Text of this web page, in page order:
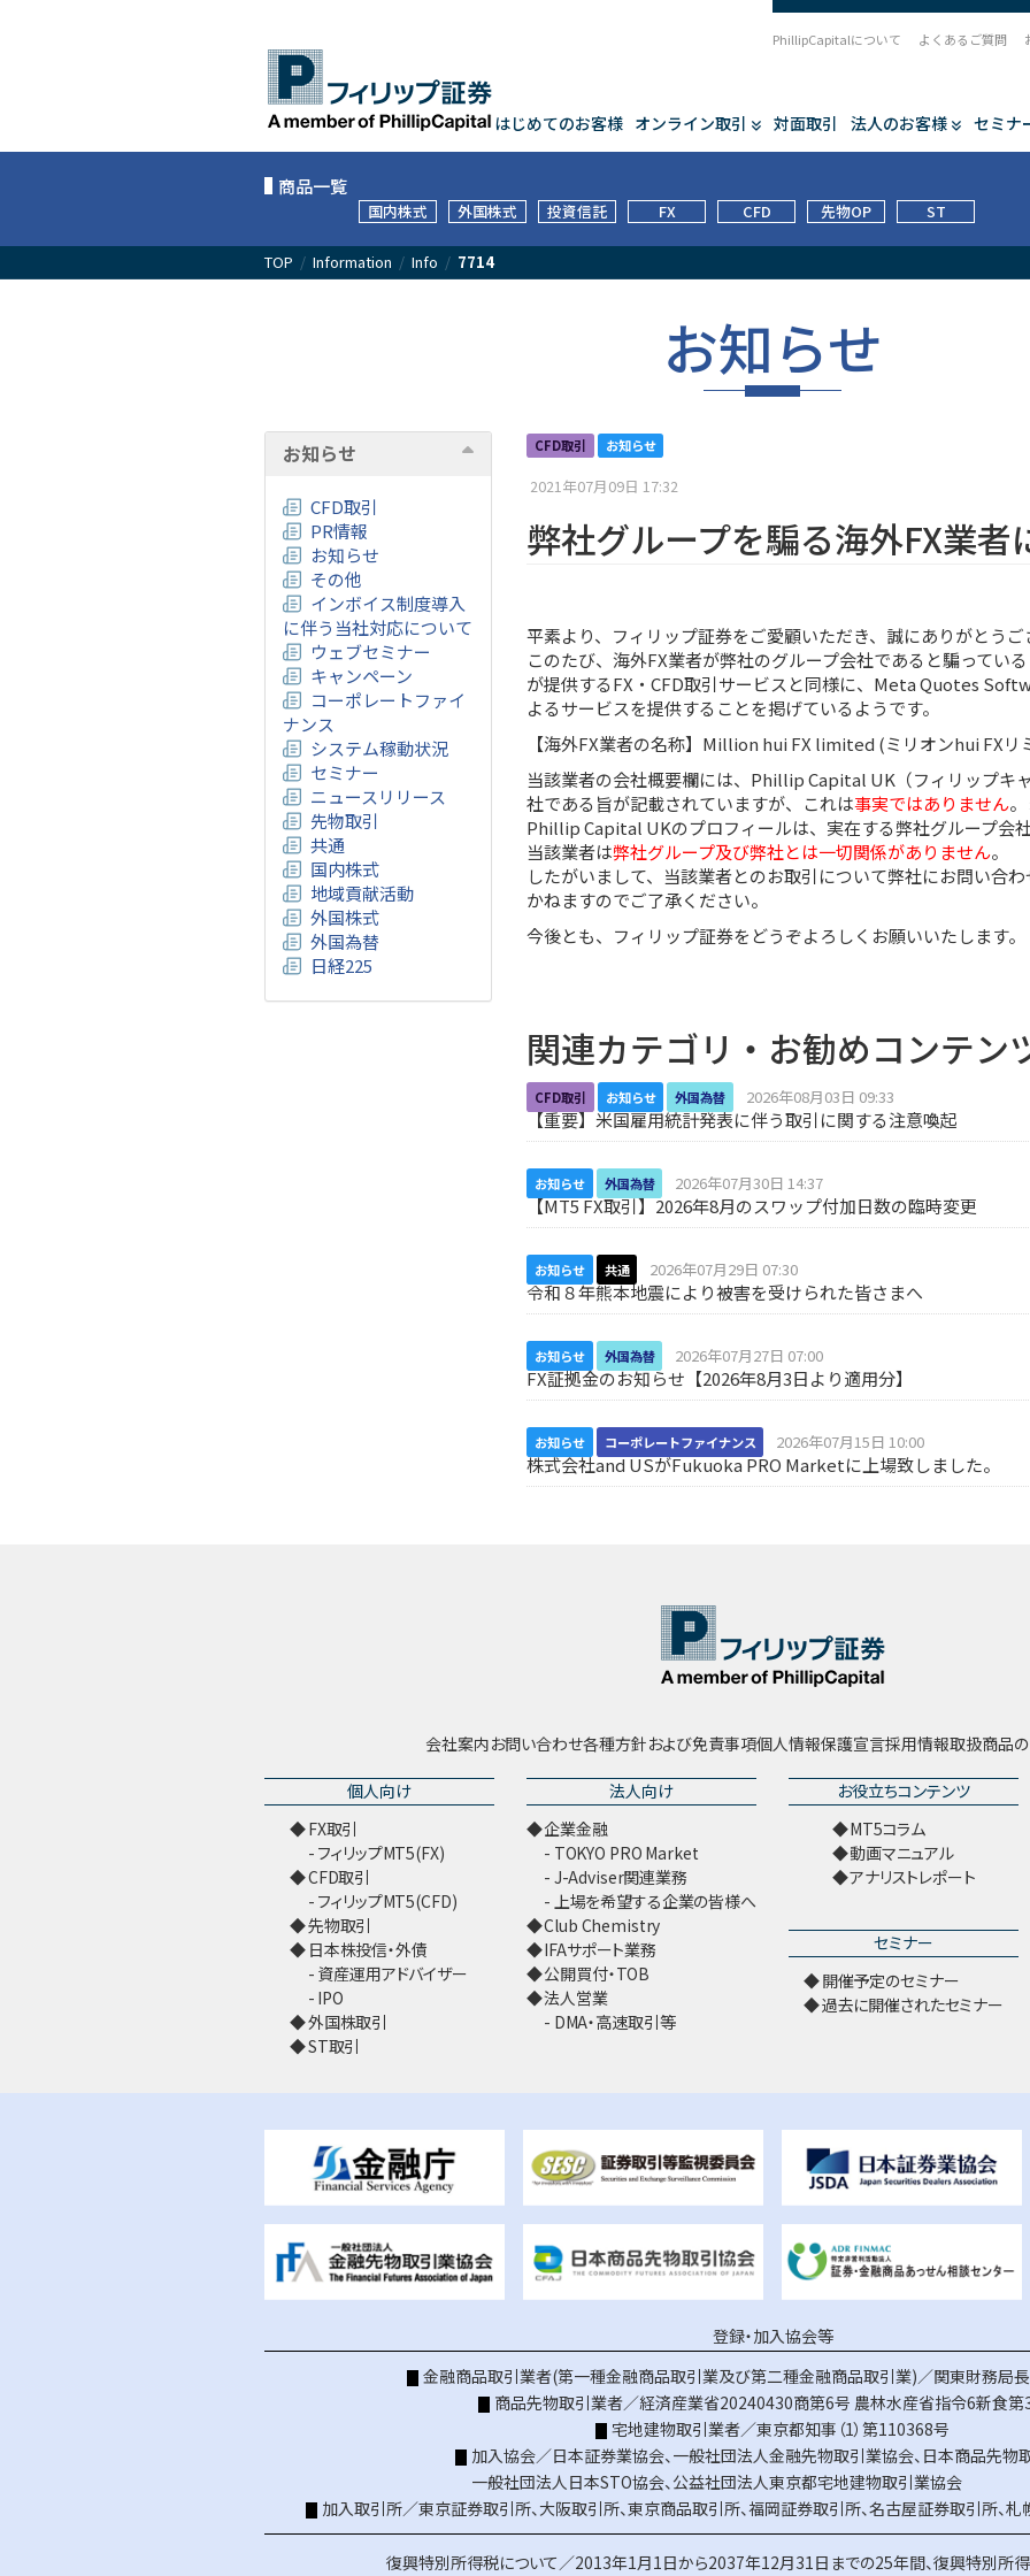
はじめてのお客様 オンライン取引 対面取引 法人のお客様 セミナ
PhillipCapitalについて よくあるご質問
商品一覧
国内株式 外国株式 投資信託 FX CFD 先物OP ST
TOP / Information / Info / 7714
お知らせ
お知らせ
CFD取引
PR情報
お知らせ
その他
インボイス制度導入
に伴う当社対応について
ウェブセミナー
キャンペーン
コーポレートファイ
ナンス
システム稼動状況
セミナー
ニュースリリース
先物取引
共通
国内株式
地域貢献活動
外国株式
外国為替
日経225
CFD取引 お知らせ
2021年07月09日 17:32
弊社グループを騙る海外FX業者
平素より、フィリップ証券をご愛顧いただき、誠にありがとうご
このたび、海外FX業者が弊社のグループ会社であると騙ってい
が提供するFX・CFD取引サービスと同様に、Meta Quotes
よるサービスを提供することを掲げているようです。
【海外FX業者の名称】Million hui FX limited (ミリオンhui FXリ
当該業者の会社概要欄には、Phillip Capital UK（フィリップキ
社である旨が記載されていますが、これは事実ではありません
Phillip Capital UKのプロフィールは、実在する弊社グループ会
当該業者は弊社グループ及び弊社とは一切関係がありません。
したがいまして、当該業者とのお取引について弊社にお問い合
かねますのでご了承ください。
今後とも、フィリップ証券をどうぞよろしくお願いいたします。
関連カテゴリ・お勧めコンテン
CFD取引 お知らせ 外国為替 2026年08月03日 09:33
【重要】米国雇用統計発表に伴う取引に関する注意喚起
お知らせ 外国為替 2026年07月30日 14:37
【MT5 FX取引】2026年8月のスワップ付加日数の臨時変更
お知らせ 共通 2026年07月29日 07:30
令和８年熊本地震により被害を受けられた皆さまへ
お知らせ 外国為替 2026年07月27日 07:00
FX証拠金のお知らせ【2026年8月3日より適用分】
お知らせ コーポレートファイナンス 2026年07月15日 10:00
株式会社and USがFukuoka PRO Marketに上場致しました。
会社案内お問い合わせ各種方針および免責事項個人情報保護宣言採用情報取扱商品
個人向け
FX取引
フィリップMT5(FX)
CFD取引
フィリップMT5(CFD)
先物取引
日本株投信・外債
資産運用アドバイザー
IPO
外国株取引
ST取引
法人向け
企業金融
TOKYO PRO Market
J-Adviser関連業務
上場を希望する企業の皆様へ
Club Chemistry
IFAサポート業務
公開買付・TOB
法人営業
DMA・高速取引等
お役立ちコンテンツ
MT5コラム
動画マニュアル
アナリストレポート
セミナー
開催予定のセミナー
過去に開催されたセミナー
登録・加入協会等
金融商品取引業者(第一種金融商品取引業及び第二種金融商品取引業)／関東財務局長
商品先物取引業者／経済産業省20240430商第6号 農林水産省指令6新食第
宅地建物取引業者／東京都知事（1）第110368号
加入協会／日本証券業協会、一般社団法人金融先物取引業協会、 日本商品先物
一般社団法人日本STO協会、公益社団法人東京都宅地建物取引業協会
加入取引所／東京証券取引所、大阪取引所、東京商品取引所、福岡証券取引所、名古屋証券取引所、札
復興特別所得税について／2013年1月1日から2037年12月31日までの25年間、復興特別所得